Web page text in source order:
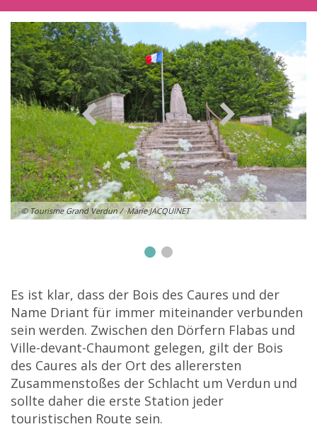
BUCHUNG
© Tourisme Grand Verdun / Marie JACQUINET
Es ist klar, dass der Bois des Caures und der
Name Driant für immer miteinander verbunden
sein werden. Zwischen den Dörfern Flabas und
Ville-devant-Chaumont gelegen, gilt der Bois
des Caures als der Ort des allerersten
Zusammenstoßes der Schlacht um Verdun und
sollte daher die erste Station jeder
touristischen Route sein.